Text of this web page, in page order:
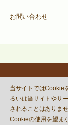
お問い合わせ
当サイトではCookie
るいは当サイトやサ
されることはありませ
Cookieの使用を望ま